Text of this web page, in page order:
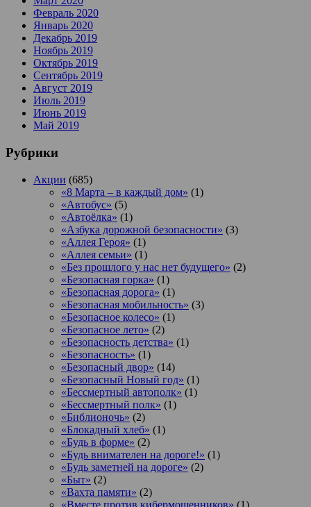
Февраль 2020
Январь 2020
Декабрь 2019
Ноябрь 2019
Октябрь 2019
Сентябрь 2019
Август 2019
Июль 2019
Июнь 2019
Май 2019
Рубрики
Акции (685)
«8 Марта – в каждый дом» (1)
«Автобус» (5)
«Автоёлка» (1)
«Азбука дорожной безопасности» (3)
«Аллея Героя» (1)
«Аллея семьи» (1)
«Без прошлого у нас нет будущего» (2)
«Безопасная горка» (1)
«Безопасная дорога» (1)
«Безопасная мобильность» (3)
«Безопасное колесо» (1)
«Безопасное лето» (2)
«Безопасность детства» (1)
«Безопасность» (1)
«Безопасный двор» (14)
«Безопасный Новый год» (1)
«Бессмертный автополк» (1)
«Бессмертный полк» (1)
«Библионочь» (2)
«Блокадный хлеб» (1)
«Будь в форме» (2)
«Будь внимателен на дороге!» (1)
«Будь заметней на дороге» (2)
«Быт» (2)
«Вахта памяти» (2)
«Вместе против кибермошенников» (1)